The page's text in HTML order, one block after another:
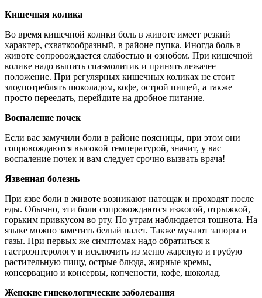
Кишечная колика
Во время кишечной колики боль в животе имеет резкий
характер, схваткообразный, в районе пупка. Иногда боль в
животе сопровождается слабостью и ознобом. При кишечной
колике надо выпить спазмолитик и принять лежачее
положение. При регулярных кишечных коликах не стоит
злоупотреблять шоколадом, кофе, острой пищей, а также
просто переедать, перейдите на дробное питание.
Воспаление почек
Если вас замучили боли в районе поясницы, при этом они
сопровождаются высокой температурой, значит, у вас
воспаление почек и вам следует срочно вызвать врача!
Язвенная болезнь
При язве боли в животе возникают натощак и проходят после
еды. Обычно, эти боли сопровождаются изжогой, отрыжкой,
горьким привкусом во рту. По утрам наблюдается тошнота. На
языке можно заметить белый налет. Также мучают запоры и
газы. При первых же симптомах надо обратиться к
гастроэнтерологу и исключить из меню жареную и грубую
растительную пищу, острые блюда, жирные кремы,
консервацию и консервы, копчености, кофе, шоколад.
Женские гинекологические заболевания